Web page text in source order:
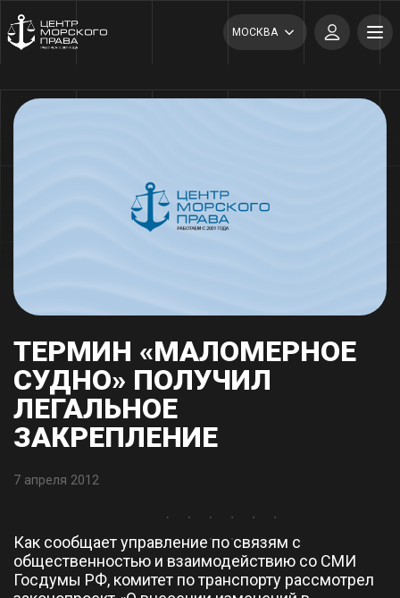
МОСКВА
ТЕРМИН «МАЛОМЕРНОЕ
СУДНО» ПОЛУЧИЛ
ЛЕГАЛЬНОЕ
ЗАКРЕПЛЕНИЕ
7 апреля 2012
Как сообщает управление по связям с
общественностью и взаимодействию со СМИ
Госдумы РФ, комитет по транспорту рассмотрел